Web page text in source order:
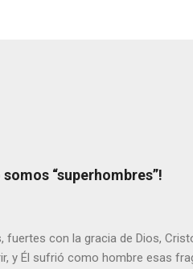
“superhombres”!
fuertes con la gracia de Dios,
y Él sufrió como hombre esas